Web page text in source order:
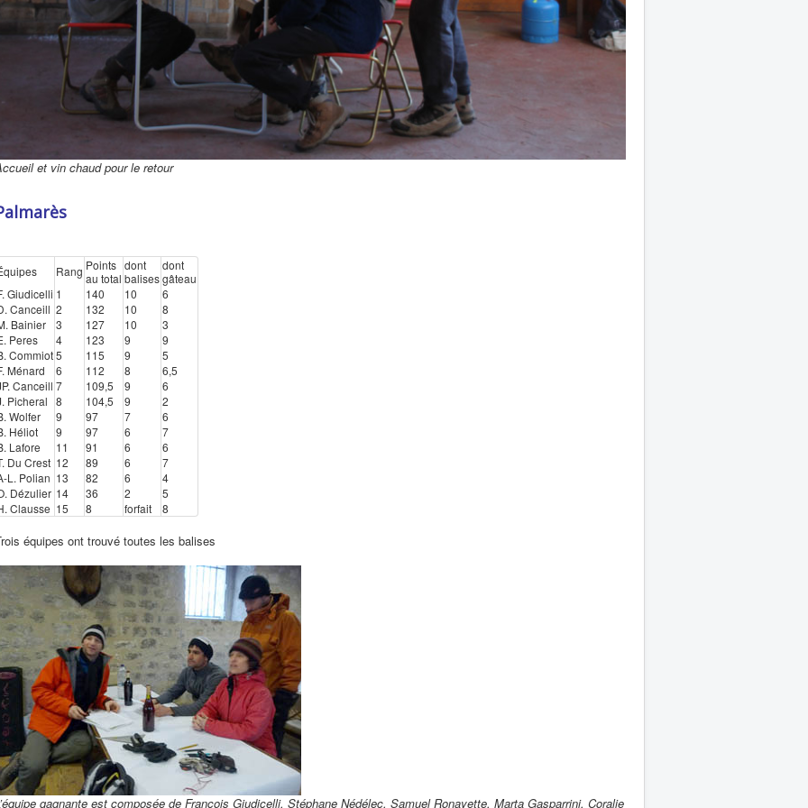
et vin chaud pour le retour
Rang Points
au total
dont
balises
dont
gâteau
Giudicelli 1 140 10
6
Canceill 2 132 10
8
Bainier
3 127 10
3
Peres
4 123 9
9
Commiot5 115 9
5
Ménard
6 112 8
6,5
Canceill 7 109,5 9
6
Picheral 8 104,5 9
2
Wolfer
9 97 7
6
Héliot
9 97 6
7
Lafore
11 91 6
6
Du Crest 12 89 6
7
L. Polian 13 82 6
4
Dézulier 14 36 2
5
Clausse 15 8 forfait 8
équipes ont trouvé toutes les balises
gagnante est composée de François Giudicelli, Stéphane Nédélec, Samuel Ronayette, Marta Gasparrini, Coralie